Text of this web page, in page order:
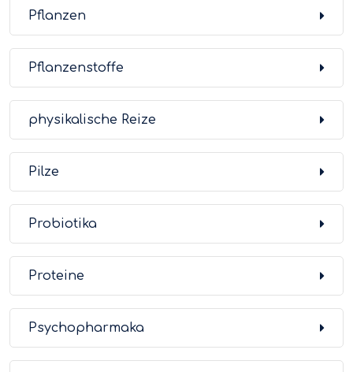
Pflanzen
Pflanzenstoffe
physikalische Reize
Pilze
Probiotika
Proteine
Psychopharmaka